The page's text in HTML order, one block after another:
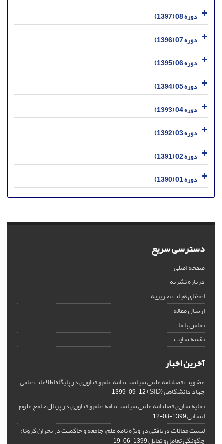
دوره 08 (1397)
دوره 07 (1396)
دوره 06 (1395)
دوره 05 (1394)
دوره 04 (1393)
دوره 03 (1392)
دوره 02 (1391)
دوره 01 (1390)
دسترسی سریع
صفحه اصلی
درباره نشریه
اعضای هیات تحریریه
ارسال مقاله
تماس با ما
نقشه سایت
آخرین اخبار
عضویت فصلنامه علمی سیاست نامه علم و فناوری در پایگاه اطلاعات علمی
جهاد دانشگاهی (SID) 1399-09-12
نمایه سازی فصلنامه علمی سیاست نامه علم و فناوری در پرتال جامع علوم
انسانی1399-08-12
لیست مقالات دریافتی در ویژه نامه علم، جامعه و حاکمیت در بحران کرونا:
چگونگی تعامل و تقابل1399-06-19